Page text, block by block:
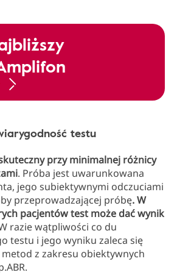
testu
przy minimalnej różnicy
. Próba jest uwarunkowana
jego subiektywnymi odczuciami
przeprowadzającej próbę. W
pacjentów test może dać wynik
razie wątpliwości co du
testu i jego wyniku zaleca się
z zakresu obiektywnych